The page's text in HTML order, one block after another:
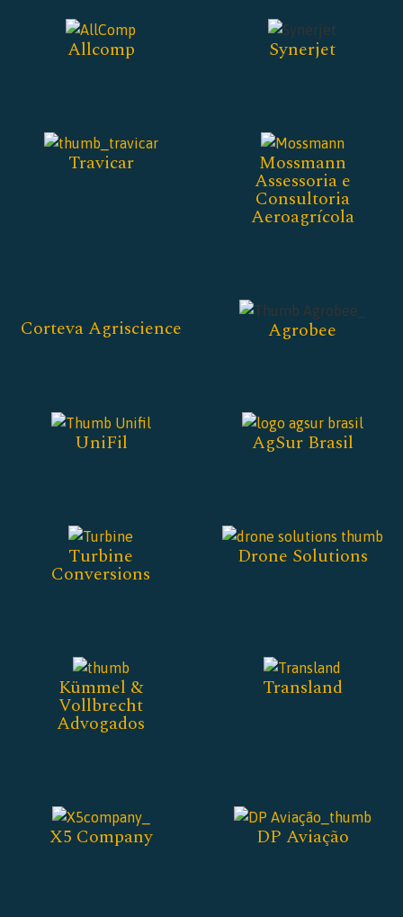
Allcomp Synerjet
Travicar Mossmann
Assessoria e
Consultoria
Aeroagrícola
Corteva Agriscience Agrobee
UniFil AgSur Brasil
Turbine
Conversions
Drone Solutions
Kümmel &
Vollbrecht
Advogados
Transland
X5 Company DP Aviação